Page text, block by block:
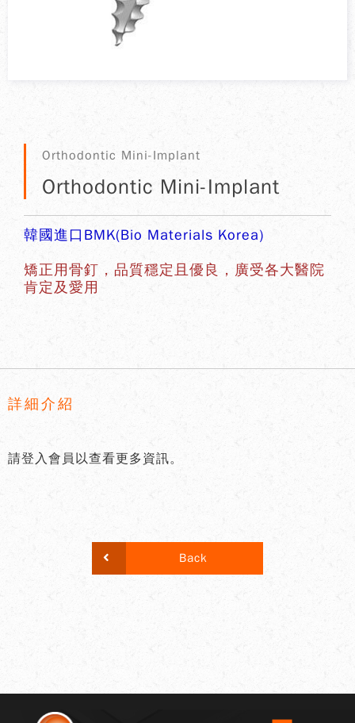
Orthodontic Mini-Implant
Orthodontic Mini-Implant
韓國進口BMK(Bio Materials Korea)
矯正用骨釘，品質穩定且優良，廣受各大醫院
肯定及愛用
詳細介紹
請登入會員以查看更多資訊。
Back